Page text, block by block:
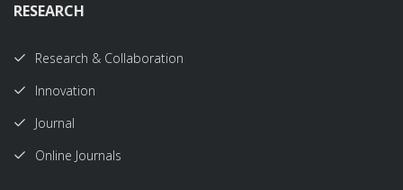
RESEARCH
Research & Collaboration
Innovation
Journal
Online Journals